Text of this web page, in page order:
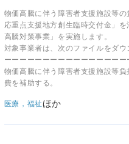
物価高騰に伴う障害者支援施設等
応重点支援地方創生臨時交付金」
高騰対策事業」を実施します。
対象事業者は、次のファイルをダウ
ーーーーーーーーーーーーーーー
物価高騰に伴う障害者支援施設等
費を補助する。
医療，福祉ほか